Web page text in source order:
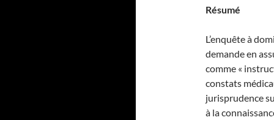
Résumé
L’enquête à
demande en
comme «
constats
jurisprudence
à la